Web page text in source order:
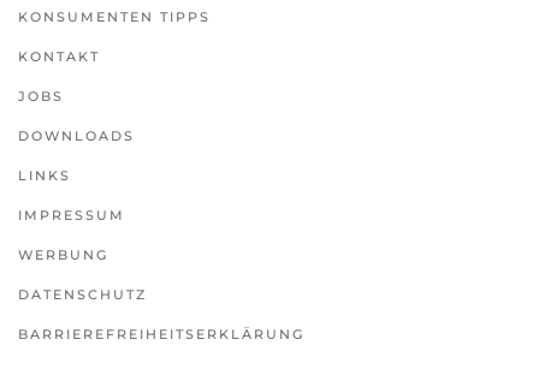
KONSUMENTEN TIPPS
KONTAKT
JOBS
DOWNLOADS
LINKS
IMPRESSUM
WERBUNG
DATENSCHUTZ
BARRIEREFREIHEITSERKLÄRUNG